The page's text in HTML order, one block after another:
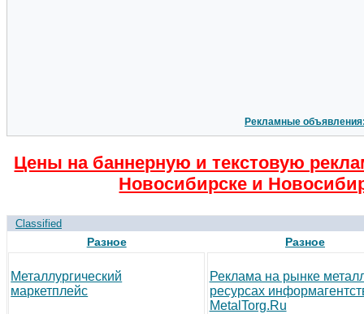
Рекламные
Цены на баннерную и текстовую
Новосибирске и
Classified
Разное
Металлургический
маркетплейс
Разное
Реклама на рынке
ресурсах
MetalTorg.Ru